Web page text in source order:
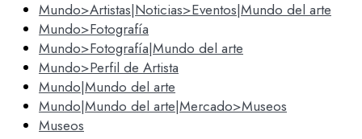
Mundo>Artistas|Noticias>Eventos|Mundo del arte
Mundo>Fotografía
Mundo>Fotografía|Mundo del arte
Mundo>Perfil de Artista
Mundo|Mundo del arte
Mundo|Mundo del arte|Mercado>Museos
Museos